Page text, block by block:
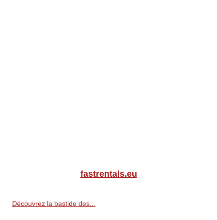
fastrentals.eu
Découvrez la bastide des...